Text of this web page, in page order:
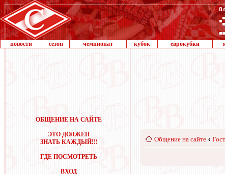
новости сезон чемпионат кубок еврокубки
ОБЩЕНИЕ НА САЙТЕ
ЭТО ДОЛЖЕН
ЗНАТЬ КАЖДЫЙ!!!
ГДЕ ПОСМОТРЕТЬ
ВХОД
Общение на сайте ‹